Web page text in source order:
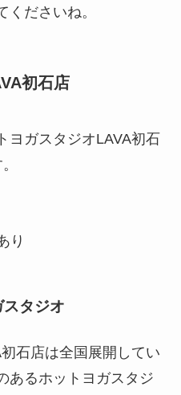
くださいね。
初石店
ヨガスタジオLAVA初石
り
タジオ
石店は全国展開してい
あるホットヨガスタジ